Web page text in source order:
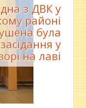
з ДВК у
районі
була
у
на лаві